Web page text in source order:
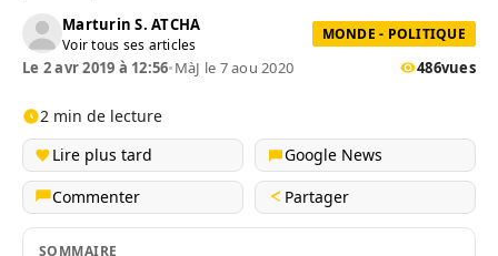
Marturin S. ATCHA
Voir tous ses articles
MONDE - POLITIQUE
Le 2 avr 2019 à 12:56•MàJ le 7 aou 2020 486vues
2 min de lecture
Lire plus tard
Google News
Commenter
Partager
SOMMAIRE